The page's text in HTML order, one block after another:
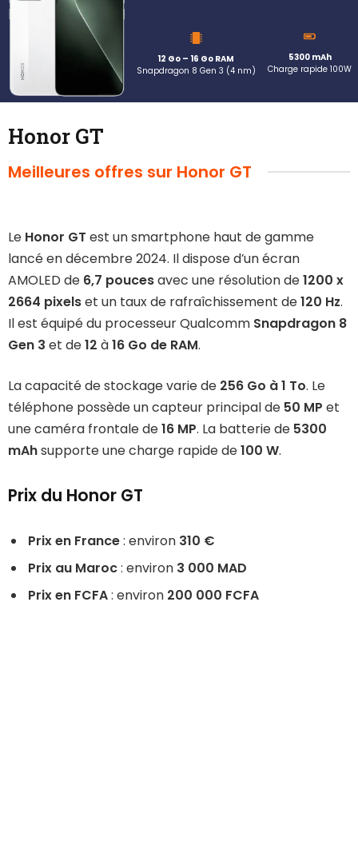
12 Go – 16 Go RAM
Snapdragon 8 Gen 3 (4 nm)
5300 mAh
Charge rapide 100W
Honor GT
Meilleures offres sur Honor GT
Le Honor GT est un smartphone haut de gamme
lancé en décembre 2024. Il dispose d’un écran
AMOLED de 6,7 poucesavec une résolution de1200 x
2664 pixelset un taux de rafraîchissement de120 Hz.
Il est équipé du processeur Qualcomm Snapdragon 8
Gen 3 et de12 à16 Go de RAM.
La capacité de stockage varie de 256 Go à 1 To. Le
téléphone possède un capteur principal de 50 MP et
une caméra frontale de16 MP. La batterie de 5300
mAhsupporte une charge rapide de100 W.
Prix du Honor GT
Prix en France: environ 310 €
Prix au Maroc: environ 3 000 MAD
Prix en FCFA: environ 200 000 FCFA